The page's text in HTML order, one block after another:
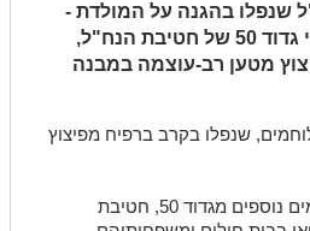
שנפלו בהגנה על המולדת -
סמ"ר אורי בר אור וסמ"ר עידו אפל, לוחמי גדוד 50 של חטיבת הנח"ל,
מטען רב-עוצמה במבנה
שנפלו בקרב ברפיח מפיצוץ
נפצעו באורח קשה קצין לוחם ושני לוחמים נוספים מגדוד 50, חטיבת